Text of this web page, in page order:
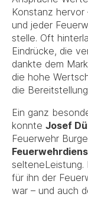
Konstanz
und jeder
stelle. Oft
Eindrücke, die
dankte dem
die hohe
die
Ein ganz
konnte Josef
Feuerwehr
selteneLeistung.
für ihn der
war – und auch